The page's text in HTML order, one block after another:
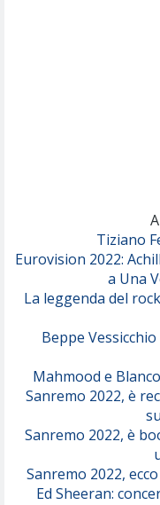
Serenamente
Tiziano
Eurovision 2022:
a Una
La leggenda del
Beppe
Mahmood e
Sanremo 2022, è
Sanremo 2022, è
Sanremo 2022,
Ed Sheeran: